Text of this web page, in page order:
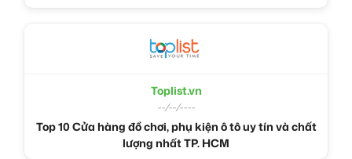
Toplist.vn
--/--/----
Top 10 Cửa hàng đồ chơi, phụ kiện ô tô uy tín và chất
lượng nhất TP. HCM